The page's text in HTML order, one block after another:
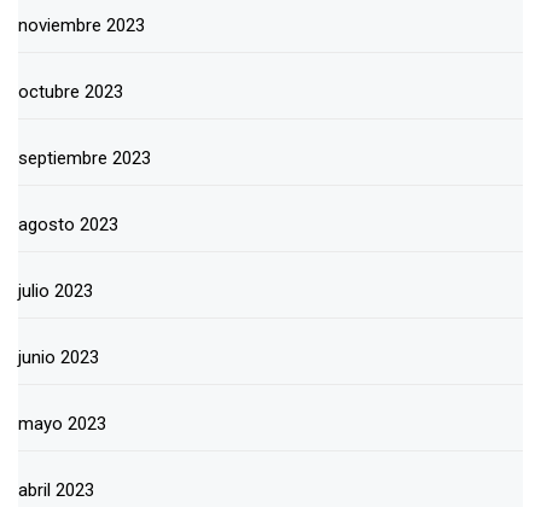
noviembre 2023
octubre 2023
septiembre 2023
agosto 2023
julio 2023
junio 2023
mayo 2023
abril 2023